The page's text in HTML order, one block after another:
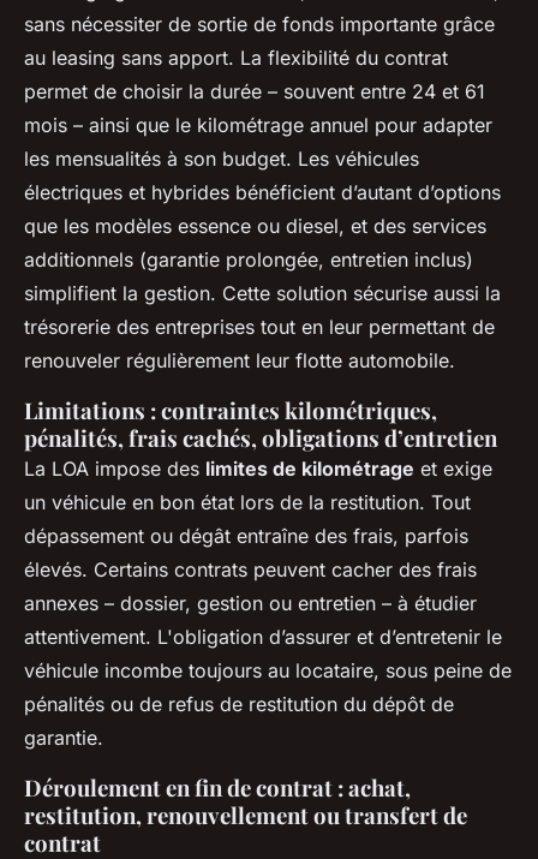
sans nécessiter de sortie de fonds importante grâce
au leasing sans apport. La flexibilité du contrat
permet de choisir la durée – souvent entre 24 et 61
mois – ainsi que le kilométrage annuel pour adapter
les mensualités à son budget. Les véhicules
électriques et hybrides bénéficient d’autant d’options
que les modèles essence ou diesel, et des services
additionnels (garantie prolongée, entretien inclus)
simplifient la gestion. Cette solution sécurise aussi la
trésorerie des entreprises tout en leur permettant de
renouveler régulièrement leur flotte automobile.
Limitations : contraintes kilométriques,
pénalités, frais cachés, obligations d’entretien
La LOA impose des limites de kilométrage et exige
un véhicule en bon état lors de la restitution. Tout
dépassement ou dégât entraîne des frais, parfois
élevés. Certains contrats peuvent cacher des frais
annexes – dossier, gestion ou entretien – à étudier
attentivement. L'obligation d’assurer et d’entretenir le
véhicule incombe toujours au locataire, sous peine de
pénalités ou de refus de restitution du dépôt de
garantie.
Déroulement en fin de contrat : achat,
restitution, renouvellement ou transfert de
contrat